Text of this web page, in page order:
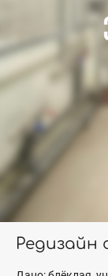
Редизайн